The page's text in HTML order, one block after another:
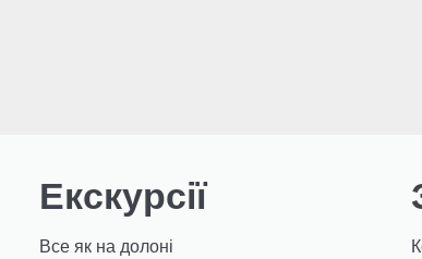
Екскурсії
Все як на долоні